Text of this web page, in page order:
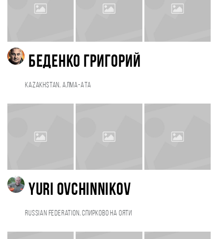
Беденко Григорий
Kazakhstan, Алма-Ата
Yuri Ovchinnikov
Russian Federation, Спирково на Ояти